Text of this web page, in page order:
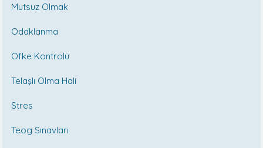
Mutsuz Olmak
Odaklanma
Öfke Kontrolü
Telaşlı Olma Hali
Stres
Teog Sınavları